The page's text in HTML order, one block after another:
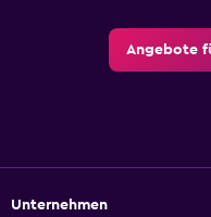
Angebote
Unternehmen